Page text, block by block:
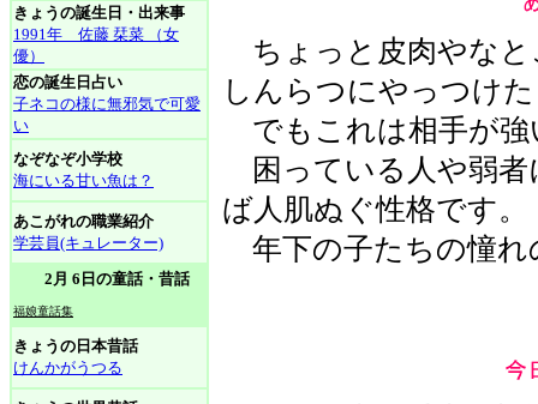
きょうの誕生日・出来事
1991年 佐藤 栞菜 （女
優）
恋の誕生日占い
子ネコの様に無邪気で可愛
い
なぞなぞ小学校
海にいる甘い魚は？
あこがれの職業紹介
学芸員(キュレーター)
2月 6日の童話・昔話
福娘童話集
きょうの日本昔話
けんかがうつる
ちょっと皮肉やなと
しんらつにやっつけ
でもこれは相手が強
困っている人や弱者
ば人肌ぬぐ性格です。
年下の子たちの憧れ